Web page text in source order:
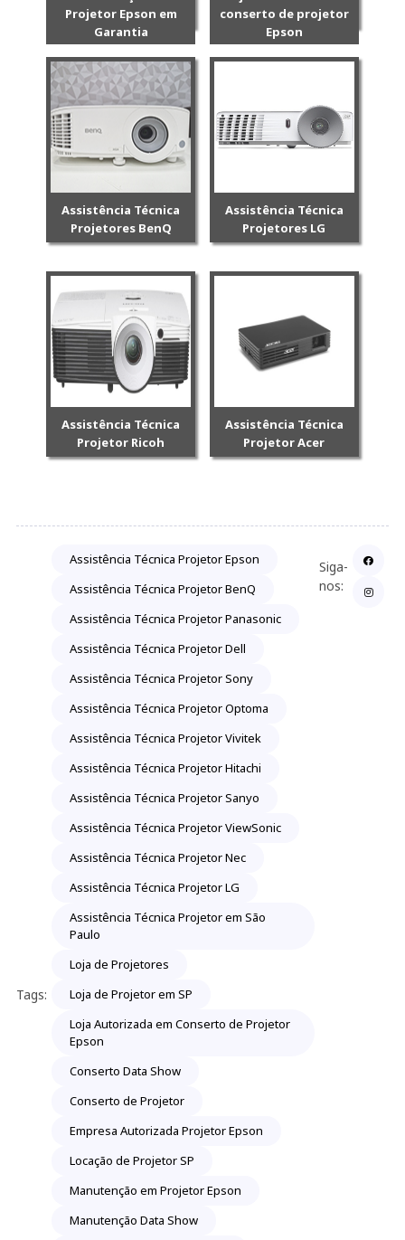
Projetor Epson em
Garantia
conserto de projetor
Epson
Assistência Técnica
Projetores BenQ
Assistência Técnica
Projetores LG
Assistência Técnica
Projetor Ricoh
Assistência Técnica
Projetor Acer
Tags:
Assistência Técnica Projetor Epson
Assistência Técnica Projetor BenQ
Assistência Técnica Projetor Panasonic
Assistência Técnica Projetor Dell
Assistência Técnica Projetor Sony
Assistência Técnica Projetor Optoma
Assistência Técnica Projetor Vivitek
Assistência Técnica Projetor Hitachi
Assistência Técnica Projetor Sanyo
Assistência Técnica Projetor ViewSonic
Assistência Técnica Projetor Nec
Assistência Técnica Projetor LG
Assistência Técnica Projetor em São
Paulo
Loja de Projetores
Loja de Projetor em SP
Loja Autorizada em Conserto de Projetor
Epson
Conserto Data Show
Conserto de Projetor
Empresa Autorizada Projetor Epson
Locação de Projetor SP
Manutenção em Projetor Epson
Manutenção Data Show
Siga-
nos: